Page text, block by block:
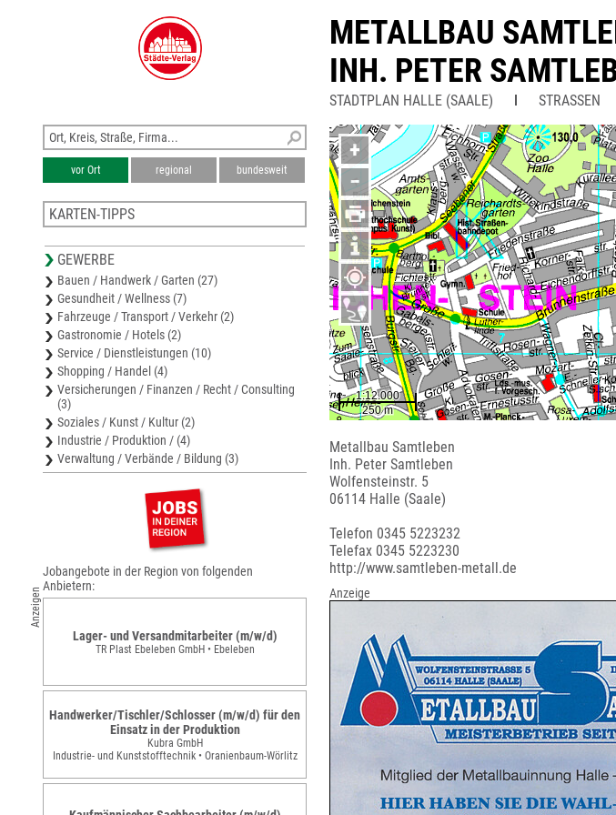
METALLBAU
INH. PETER
STADTPLAN HALLE (SAALE) STRASSEN
+
−
Metallbau Samtleben
Inh. Peter Samtleben
Wolfensteinstr. 5
06114 Halle (Saale)
Telefon 0345 5223232
Telefax 0345 5223230
http://www.samtleben-metall.de
Anzeige
vor Ort regional bundesweit
KARTEN-TIPPS
Karte Saalekreis
Freizeitkarte Unstrut, Geiseltal, Saale
Stadtplan Bad Dürrenberg
Stadtplan Köthen
GEWERBE
Bauen / Handwerk / Garten (27)
Gesundheit / Wellness (7)
Fahrzeuge / Transport / Verkehr (2)
Gastronomie / Hotels (2)
Service / Dienstleistungen (10)
Shopping / Handel (4)
Versicherungen / Finanzen / Recht / Consulting
(3)
Soziales / Kunst / Kultur (2)
Industrie / Produktion / (4)
Verwaltung / Verbände / Bildung (3)
Anzeigen
Jobangebote in der Region von folgenden
Anbietern:
Lager- und Versandmitarbeiter (m/w/d)
TR Plast Ebeleben GmbH • Ebeleben
Handwerker/Tischler/Schlosser (m/w/d) für den
Einsatz in der Produktion
Kubra GmbH
Industrie- und Kunststofftechnik • Oranienbaum-Wörlitz